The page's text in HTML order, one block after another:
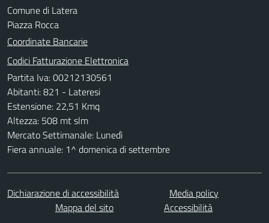
Comune di Latera
Piazza Rocca
Coordinate Bancarie
Codici Fatturazione Elettronica
Partita Iva: 00212130561
Abitanti: 821 - Lateresi
Estensione: 22,51 Kmq
Altezza: 508 mt slm
Mercato Settimanale: Lunedì
Fiera annuale: 1^ domenica di settembre
Dichiarazione di accessibilità
Media policy
Mappa del sito
Accessibilità